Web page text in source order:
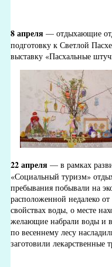
8 апреля — отдыхающие
подготовку к Светлой
выставку «Пасхальные
22 апреля — в рамках
«Социальный туризм»
пребывания побывали на
расположенной недалеко
свойствах воды, о месте
желающие набрали воды и
по весеннему лесу
заготовили